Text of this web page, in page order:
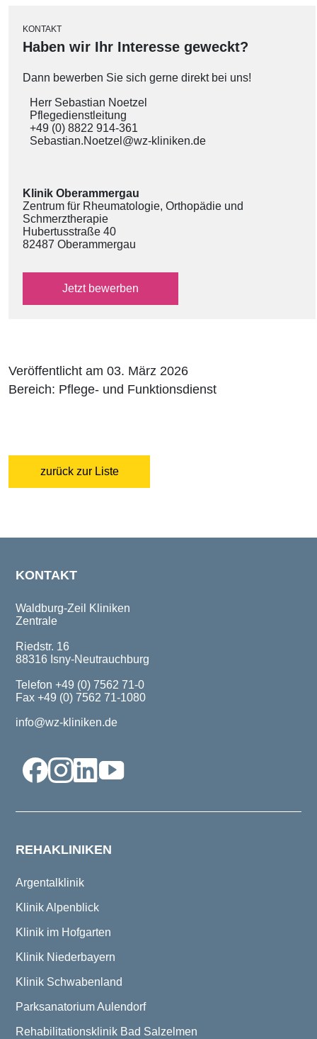
KONTAKT
Haben wir Ihr Interesse geweckt?
Dann bewerben Sie sich gerne direkt bei uns!
Herr Sebastian Noetzel
Pflegedienstleitung
+49 (0) 8822 914-361
Sebastian.Noetzel@wz-kliniken.de
Klinik Oberammergau
Zentrum für Rheumatologie, Orthopädie und
Schmerztherapie
Hubertusstraße 40
82487 Oberammergau
Jetzt über das externe Bewerbungsformular
bewerben
Veröffentlicht am 03. März 2026
Bereich: Pflege- und Funktionsdienst
zurück zur Liste
KONTAKT
Waldburg-Zeil Kliniken
Zentrale
Riedstr. 16
88316 Isny-Neutrauchburg
Telefon +49 (0) 7562 71-0
Fax +49 (0) 7562 71-1080
info@wz-kliniken.de
REHAKLINIKEN
Argentalklinik
Klinik Alpenblick
Klinik im Hofgarten
Klinik Niederbayern
Klinik Schwabenland
Parksanatorium Aulendorf
Rehabilitationsklinik Bad Salzelmen